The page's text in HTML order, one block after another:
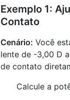
Exemplo 1:
Contato
Cenário: Você
lente de -3,00 D
de contato
Calcule a